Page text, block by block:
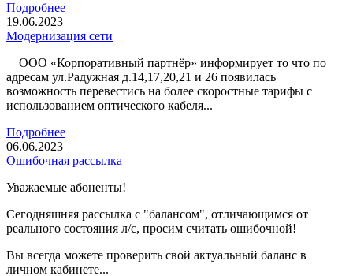
Подробнее
19.06.2023
Модернизация сети
ООО «Корпоративный партнёр» информирует то что по
адресам ул.Радужная д.14,17,20,21 и 26 появилась
возможность перевестись на более скоростные тарифы с
использованием оптического кабеля...
Подробнее
06.06.2023
Ошибочная рассылка
Уважаемые абоненты!
Сегодняшняя рассылка с "балансом", отличающимся от
реального состояния л/с, просим считать ошибочной!
Вы всегда можете проверить свой актуальный баланс в
личном кабинете...